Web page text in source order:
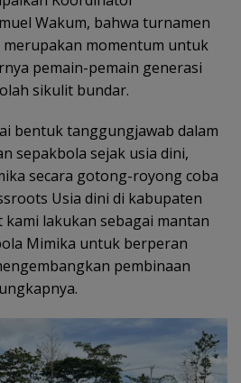
Wakum, bahwa turnamen
momentum untuk
pemain-pemain generasi
sikulit bundar.
bentuk tanggungjawab dalam
sepakbola sejak usia dini,
secara gotong-royong coba
Usia dini di kabupaten
kami lakukan sebagai mantan
Mimika untuk berperan
pembinaan